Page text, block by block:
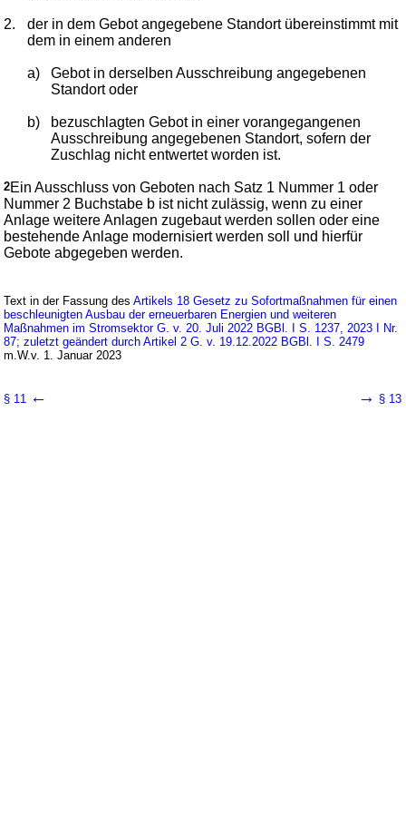
2.
der in dem Gebot angegebene Standort übereinstimmt mit
dem in einem anderen
a)
Gebot in derselben Ausschreibung angegebenen
Standort oder
b)
bezuschlagten Gebot in einer vorangegangenen
Ausschreibung angegebenen Standort, sofern der
Zuschlag nicht entwertet worden ist.
2Ein Ausschluss von Geboten nach Satz 1 Nummer 1 oder
Nummer 2 Buchstabe b ist nicht zulässig, wenn zu einer
Anlage weitere Anlagen zugebaut werden sollen oder eine
bestehende Anlage modernisiert werden soll und hierfür
Gebote abgegeben werden.
Text in der Fassung desArtikels 18 Gesetz zu Sofortmaßnahmen für einen
beschleunigten Ausbau der erneuerbaren Energien und weiteren
Maßnahmen im Stromsektor G. v. 20. Juli 2022 BGBl. I S. 1237, 2023 I Nr.
87; zuletzt geändert durch Artikel 2 G. v. 19.12.2022 BGBl. I S. 2479
m.W.v. 1. Januar 2023
§ 11 ← → § 13